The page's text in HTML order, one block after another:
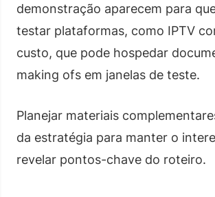
demonstração aparecem para
testar plataformas, como IPTV
custo, que pode hospedar
making ofs em janelas de teste.
Planejar materiais
da estratégia para manter o
revelar pontos-chave do roteiro.